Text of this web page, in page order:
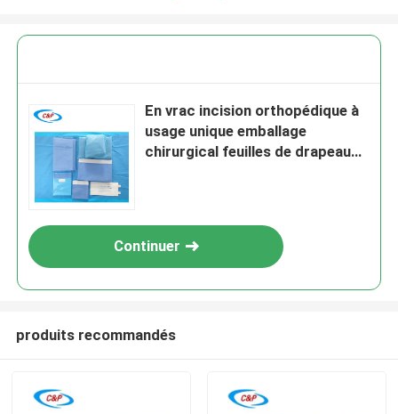
En vrac incision orthopédique à
usage unique emballage
chirurgical feuilles de drapeau
Continuer
produits recommandés